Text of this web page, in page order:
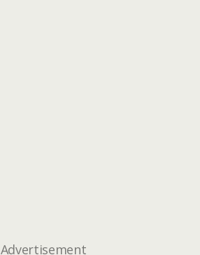
Advertisement